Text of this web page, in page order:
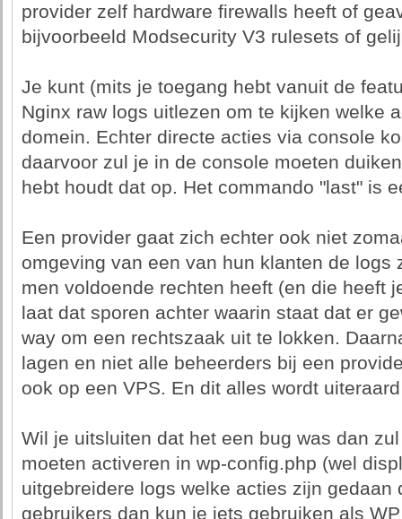
provider zelf hardware firewalls heeft of
bijvoorbeeld Modsecurity V3 rulesets of
Je kunt (mits je toegang hebt vanuit de
Nginx raw logs uitlezen om te kijken welke
domein. Echter directe acties via console
daarvoor zul je in de console moeten
hebt houdt dat op. Het commando "last" is
Een provider gaat zich echter ook niet
omgeving van een van hun klanten de logs
men voldoende rechten heeft (en die heeft
laat dat sporen achter waarin staat dat er
way om een rechtszaak uit te lokken.
lagen en niet alle beheerders bij een
ook op een VPS. En dit alles wordt
Wil je uitsluiten dat het een bug was dan
moeten activeren in wp-config.php (wel
uitgebreidere logs welke acties zijn gedaan
gebruikers dan kun je iets gebruiken als